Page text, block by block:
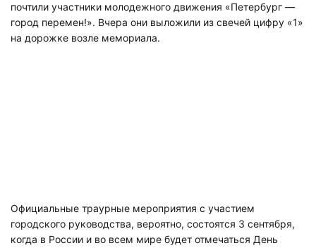
почтили участники молодежного движения «Петербург —
город перемен!». Вчера они выложили из свечей цифру «1»
на дорожке возле мемориала.
Официальные траурные мероприятия с участием
городского руководства, вероятно, состоятся 3 сентября,
когда в России и во всем мире будет отмечаться День